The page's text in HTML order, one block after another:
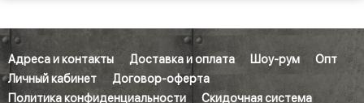
Адреса и контакты Доставка и оплата Шоу-рум
Опт
Личный кабинет
Договор-оферта
Политика конфиденциальности
Скидочная система